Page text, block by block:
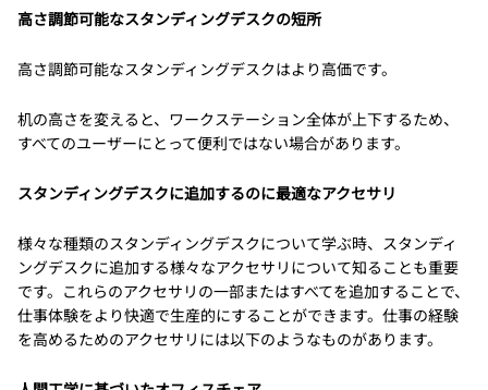
高さ調節可能なスタンディングデスクの短所
高さ調節可能なスタンディングデスクはより高価です。
机の高さを変えると、ワークステーション全体が上下するため、
すべてのユーザーにとって便利ではない場合があります。
スタンディングデスクに追加するのに最適なアクセサリ
様々な種類のスタンディングデスクについて学ぶ時、スタンディ
ングデスクに追加する様々なアクセサリについて知ることも重要
です。これらのアクセサリの一部またはすべてを追加することで、
仕事体験をより快適で生産的にすることができます。仕事の経験
を高めるためのアクセサリには以下のようなものがあります。